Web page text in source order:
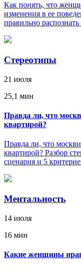
Как понять, что
изменения в ее
правильно распознать
Стереотипы
21 июля
25,1 мин
Правда ли, что
квартирой?
Правда ли, что
квартирой? Разбор
сценария и 5
Ментальность
14 июля
16 мин
Какие женщины